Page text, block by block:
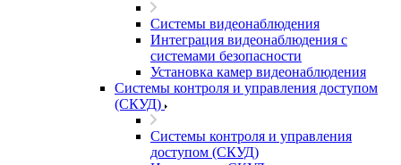
Системы видеонаблюдения
Интеграция видеонаблюдения с
системами безопасности
Установка камер видеонаблюдения
Системы контроля и управления доступом
(СКУД)
Системы контроля и управления
доступом (СКУД)